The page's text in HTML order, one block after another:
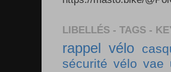
LIBELLÉS - TAGS -
rappel vélo
sécurité vélo vae